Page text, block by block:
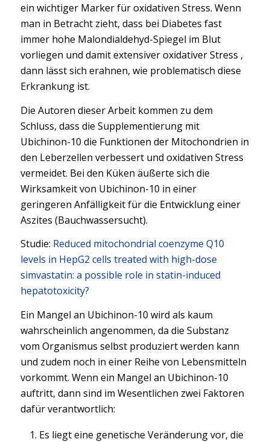
ein wichtiger Marker für oxidativen Stress. Wenn
man in Betracht zieht, dass bei Diabetes fast
immer hohe Malondialdehyd-Spiegel im Blut
vorliegen und damit extensiver oxidativer Stress ,
dann lässt sich erahnen, wie problematisch diese
Erkrankung ist.
Die Autoren dieser Arbeit kommen zu dem
Schluss, dass die Supplementierung mit
Ubichinon-10 die Funktionen der Mitochondrien in
den Leberzellen verbessert und oxidativen Stress
vermeidet. Bei den Küken äußerte sich die
Wirksamkeit von Ubichinon-10 in einer
geringeren Anfälligkeit für die Entwicklung einer
Aszites (Bauchwassersucht).
Studie: Reduced mitochondrial coenzyme Q10
levels in HepG2 cells treated with high-dose
simvastatin: a possible role in statin-induced
hepatotoxicity?
Ein Mangel an Ubichinon-10 wird als kaum
wahrscheinlich angenommen, da die Substanz
vom Organismus selbst produziert werden kann
und zudem noch in einer Reihe von Lebensmitteln
vorkommt. Wenn ein Mangel an Ubichinon-10
auftritt, dann sind im Wesentlichen zwei Faktoren
dafür verantwortlich:
Es liegt eine genetische Veränderung vor, die